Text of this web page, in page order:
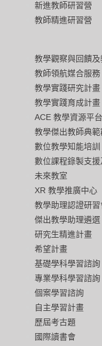
新進教師研習營
教師精進研習營
教學觀察與回饋
教師領航媒合服務
教學實踐研究計畫
教學實踐育成計畫
ACE 教學資源平台
教學傑出教師典範
數位教學知能培訓
數位課程錄製支
未來教室
XR 教學推廣中心
教學助理認證研習
傑出教學助理遴選
研究生精進計畫
希望計畫
基礎學科學習諮詢
專業學科學習諮詢
個案學習諮詢
自主學習計畫
歷屆考古題
國際讀書會